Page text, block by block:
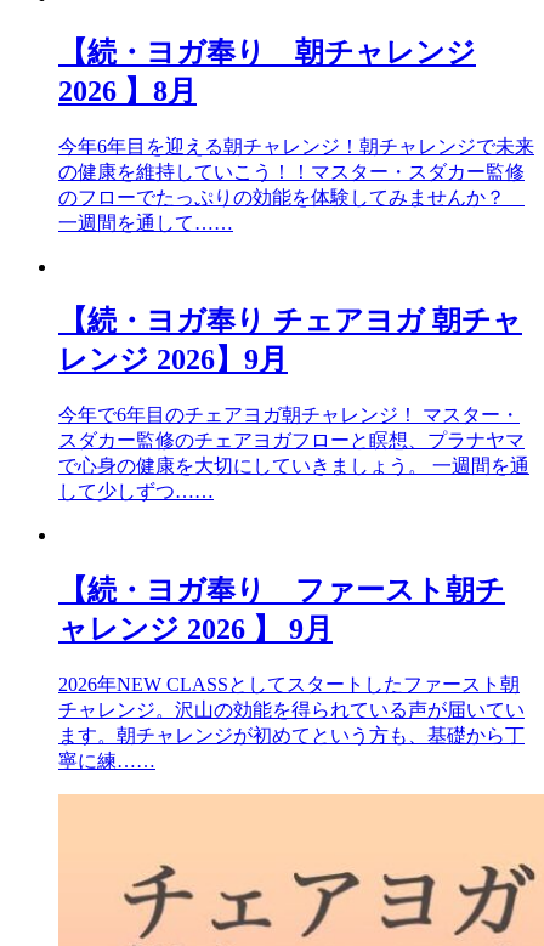
【続・ヨガ奉り 朝チャレンジ
2026 】8月
今年6年目を迎える朝チャレンジ！朝チャレンジで未来
の健康を維持していこう！！マスター・スダカー監修
のフローでたっぷりの効能を体験してみませんか？
一週間を通して……
【続・ヨガ奉り チェアヨガ 朝チャ
レンジ 2026】9月
今年で6年目のチェアヨガ朝チャレンジ！ マスター・
スダカー監修のチェアヨガフローと瞑想、プラナヤマ
で心身の健康を大切にしていきましょう。 一週間を通
して少しずつ……
【続・ヨガ奉り ファースト朝チ
ャレンジ 2026 】 9月
2026年NEW CLASSとしてスタートしたファースト朝
チャレンジ。沢山の効能を得られている声が届いてい
ます。朝チャレンジが初めてという方も、基礎から丁
寧に練……